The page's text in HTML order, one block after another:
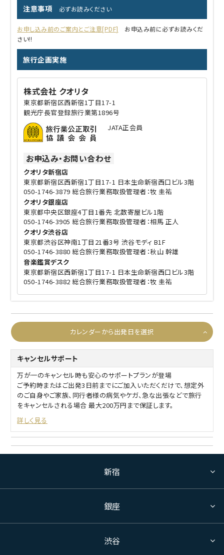
注意事項 必ずお読みください
お申し込み前のご案内とご注意[PDF]
お申込み前に必ずお読みくだ
さい!!
旅行企画実施
株式会社 クオリタ
東京都新宿区西新宿1丁目17-1
観光庁長官登録旅行業第1896号
JATA正会員
お申込み・お問い合わせ
クオリタ新宿店
東京都新宿区西新宿1丁目17-1 日本生命新宿西口ビル3階
050-1746-3879 総合旅行業務取扱管理者：牧 圭祐
クオリタ銀座店
東京都中央区銀座4丁目1番先 北数寄屋ビル1階
050-1746-3905 総合旅行業務取扱管理者：相馬 正人
クオリタ渋谷店
東京都渋谷区神南1丁目21番3号 渋谷モディ B1F
050-1746-3880 総合旅行業務取扱管理者：秋山 幹雄
音楽鑑賞デスク
東京都新宿区西新宿1丁目17-1 日本生命新宿西口ビル3階
050-1746-3882 総合旅行業務取扱管理者：牧 圭祐
カレンダーから出発日を選択
キャンセルサポート
万が一のキャンセル時も安心のサポートプランが登場
ご予約時またはご出発3日前までにご加入いただくだけで、想定外
のご自身やご家族、同行者様の病気やケガ、急な出張などで旅行
をキャンセルされる場合 最大200万円まで保証します。
詳しく見る
新宿
銀座
渋谷